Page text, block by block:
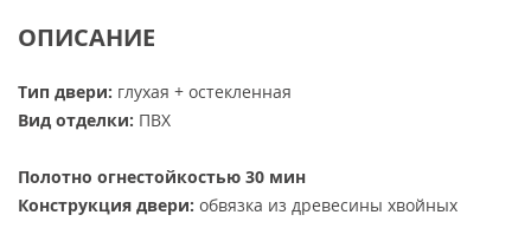
ОПИСАНИЕ
Тип двери: глухая + остекленная
Вид отделки: ПВХ
Полотно огнестойкостью 30 мин
Конструкция двери: обвязка из древесины хвойных